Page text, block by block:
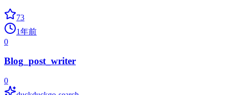
73
1年前
0
Blog_post_writer
0